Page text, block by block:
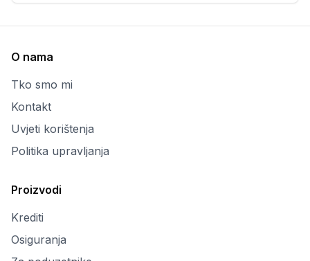
O nama
Tko smo mi
Kontakt
Uvjeti korištenja
Politika upravljanja
Proizvodi
Krediti
Osiguranja